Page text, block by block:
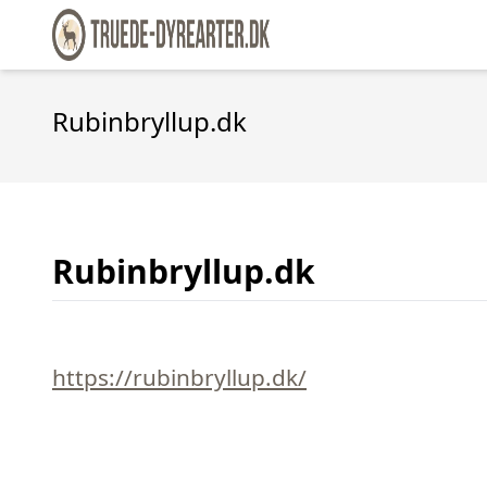
Rubinbryllup.dk
Rubinbryllup.dk
https://rubinbryllup.dk/